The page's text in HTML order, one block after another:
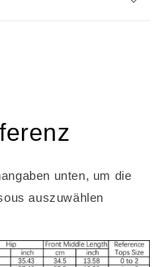
unten, um die
auszuwählen